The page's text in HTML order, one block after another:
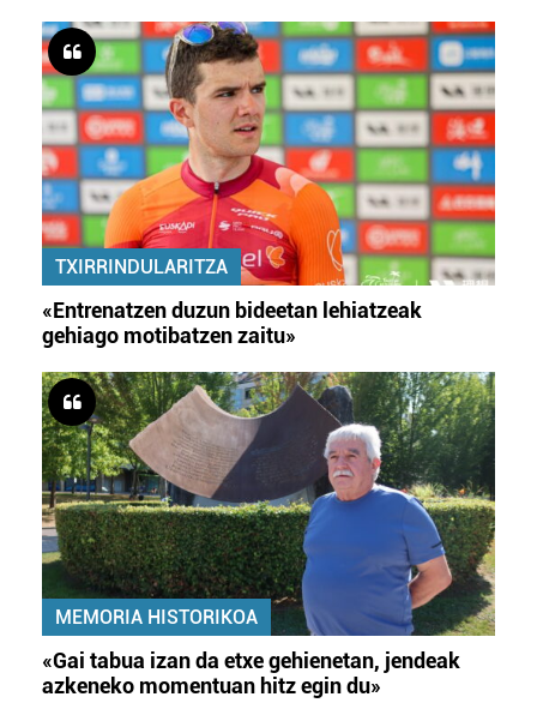
TXIRRINDULARITZA
«Entrenatzen duzun bideetan lehiatzeak
gehiago motibatzen zaitu»
MEMORIA HISTORIKOA
«Gai tabua izan da etxe gehienetan, jendeak
azkeneko momentuan hitz egin du»